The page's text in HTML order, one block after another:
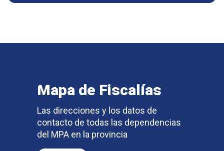
Mapa de Fiscalías
Las direcciones y los datos de
contacto de todas las dependencias
del MPA en la provincia